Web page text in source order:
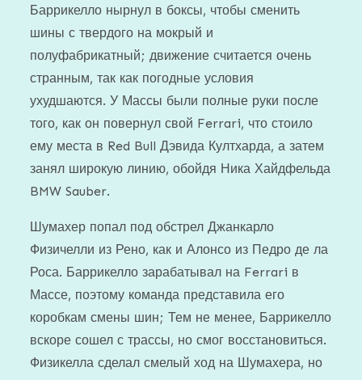
Баррикелло нырнул в боксы, чтобы сменить
шины с твердого на мокрый и
полуфабрикатный; движение считается очень
странным, так как погодные условия
ухудшаются. У Массы были полные руки после
того, как он повернул свой Ferrari, что стоило
ему места в Red Bull Дэвида Култхарда, а затем
занял широкую линию, обойдя Ника Хайдфельда
BMW Sauber.
Шумахер попал под обстрел Джанкарло
Физичелли из Рено, как и Алонсо из Педро де ла
Роса. Баррикелло зарабатывал на Ferrari в
Массе, поэтому команда представила его
коробкам смены шин; Тем не менее, Баррикелло
вскоре сошел с трассы, но смог восстановиться.
Физикелла сделал смелый ход на Шумахера, но